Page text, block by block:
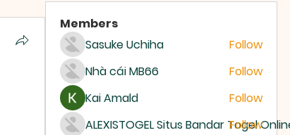
Members
Sasuke Uchiha
Follow
Nhà cái MB66
Follow
Kai Amald
Follow
ALEXISTOGEL Situs Bandar Togel
Follow